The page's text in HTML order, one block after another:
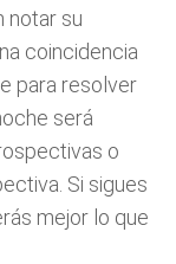
notar su
coincidencia
para resolver
será
o
Si sigues
mejor lo que